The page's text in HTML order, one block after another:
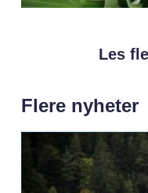
Les
Flere nyheter